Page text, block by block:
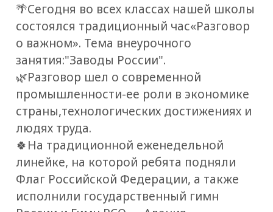
🌴Сегодня во всех классах нашей школы
состоялся традиционный час«Разговор
о важном». Тема внеурочного
занятия:"Заводы России".
🌿Разговор шел о современной
промышленности-ее роли в экономике
страны,технологических достижениях и
людях труда.
🍀На традиционной еженедельной
линейке, на которой ребята подняли
Флаг Российской Федерации, а также
исполнили государственный гимн